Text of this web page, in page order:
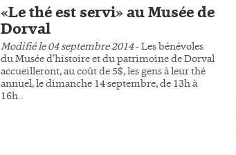
«Le thé est servi» au Musée de
Dorval
Modifié le 04 septembre 2014- Les bénévoles
du Musée d’histoire et du patrimoine de Dorval
accueilleront, au coût de 5$, les gens à leur thé
annuel, le dimanche 14 septembre, de 13h à
16h..